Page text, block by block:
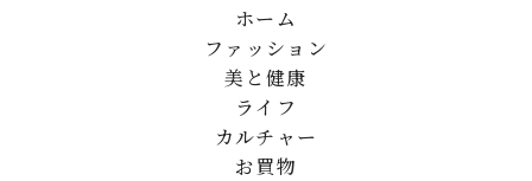
ホーム
ファッション
美と健康
ライフ
カルチャー
お買物